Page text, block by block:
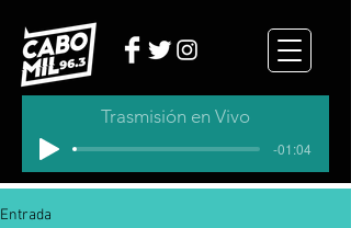
Trasmisión en Vivo
-01:04
Entrada